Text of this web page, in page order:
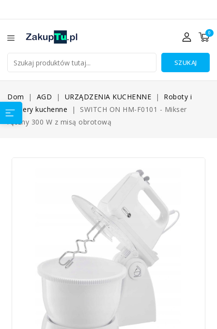
0
SZUKAJ
Dom AGD URZĄDZENIA KUCHENNE
Roboty i
miksery kuchenne
SWITCH ON HM-F0101 - Mikser
ręczny 300 W z misą obrotową